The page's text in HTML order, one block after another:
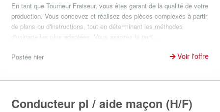
En tant que Tourneur Fraiseur, vous êtes garant de la qualité de votre
production. Vous concevez et réalisez des pièces complexes à partir
de plans ou d'instructions, tout en déterminant les méthodes
d'usinage les plus adaptées. Vous assurez la parti...
Postée hier Voir l'offre
Conducteur pl / aide maçon (H/F)